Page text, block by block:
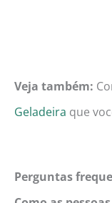
Veja também:
Geladeira que
Perguntas